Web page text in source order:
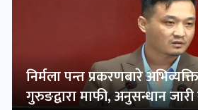
निर्मला पन्त प्रकरणबारे
गुरुङद्वारा माफी, अनुसन्धान